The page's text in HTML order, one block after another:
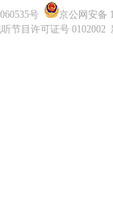
号
京公网安备
节目许可证号 0102002